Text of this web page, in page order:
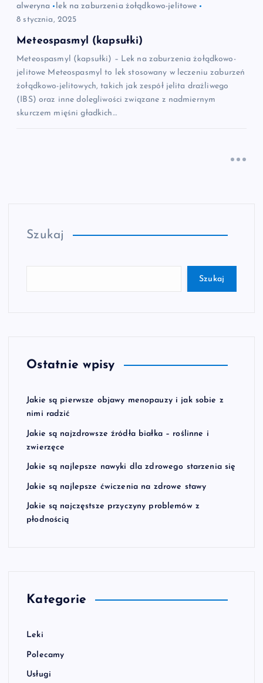
alweryna
lek na zaburzenia żołądkowo-jelitowe
8 stycznia, 2025
Meteospasmyl (kapsułki)
Meteospasmyl (kapsułki) – Lek na zaburzenia żołądkowo-
jelitowe Meteospasmyl to lek stosowany w leczeniu zaburzeń
żołądkowo-jelitowych, takich jak zespół jelita drażliwego
(IBS) oraz inne dolegliwości związane z nadmiernym
skurczem mięśni gładkich…
Szukaj
Szukaj
Ostatnie wpisy
Jakie są pierwsze objawy menopauzy i jak sobie z
nimi radzić
Jakie są najzdrowsze źródła białka – roślinne i
zwierzęce
Jakie są najlepsze nawyki dla zdrowego starzenia się
Jakie są najlepsze ćwiczenia na zdrowe stawy
Jakie są najczęstsze przyczyny problemów z
płodnością
Kategorie
Leki
Polecamy
Usługi